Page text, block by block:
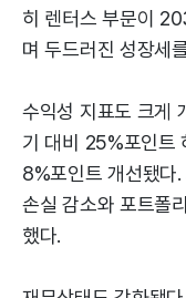
히 렌터스 부문이
며 두드러진 성장세
수익성 지표도 크게
기 대비 25%포인트
8%포인트 개선됐다
손실 감소와 포트폴
했다.